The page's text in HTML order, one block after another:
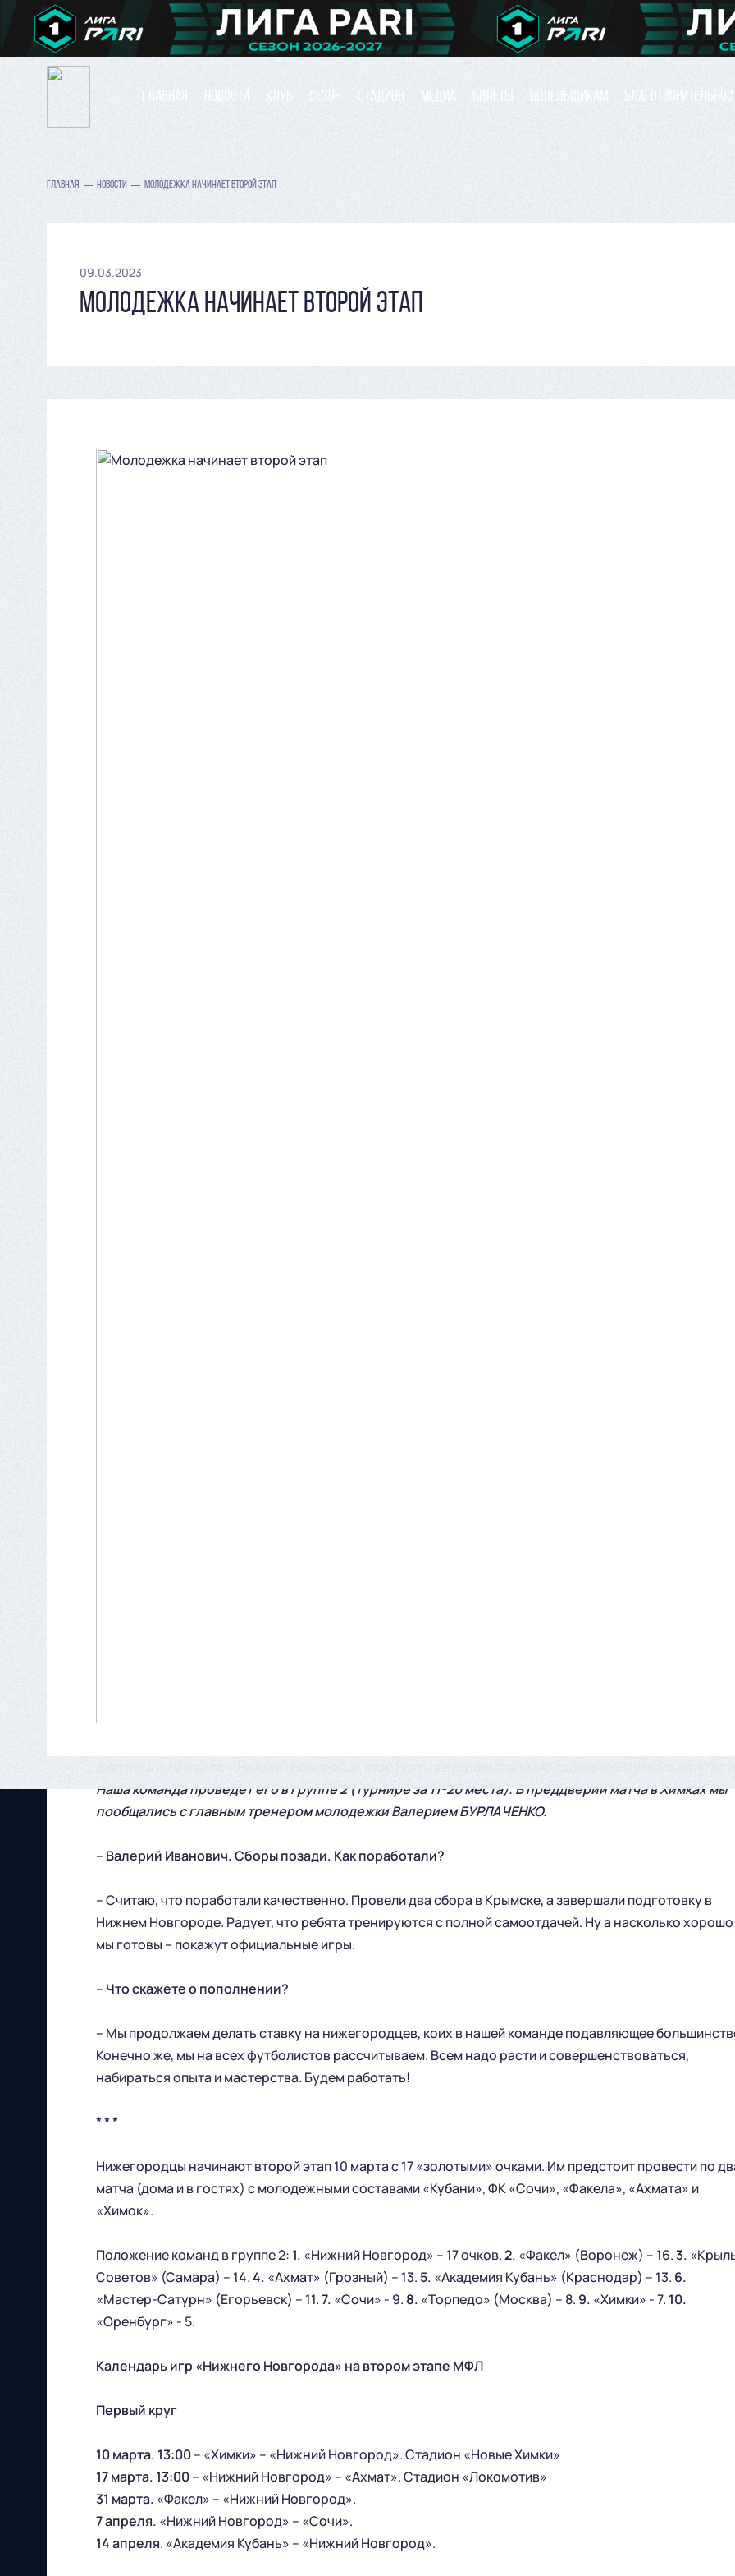
ГЛАВНАЯ НОВОСТИ КЛУБ СЕЗОН СТАДИОН МЕДИА БИЛЕТЫ БОЛЕЛЬЩИКАМ
ГЛАВНАЯ НОВОСТИ МОЛОДЕЖКА НАЧИНАЕТ ВТОРОЙ ЭТАП
09.03.2023
МОЛОДЕЖКА НАЧИНАЕТ ВТОРОЙ ЭТАП
Наша команда проведет его в группе 2 (турнире за 11-20 места). В преддверии матча в Химках мы
пообщались с главным тренером молодежки Валерием БУРЛАЧЕНКО.
– Валерий Иванович. Сборы позади. Как поработали?
– Считаю, что поработали качественно. Провели два сбора в Крымске, а завершали подготовку в
Нижнем Новгороде. Радует, что ребята тренируются с полной самоотдачей. Ну а насколько хорошо
мы готовы – покажут официальные игры.
– Что скажете о пополнении?
– Мы продолжаем делать ставку на нижегородцев, коих в нашей команде подавляющее
Конечно же, мы на всех футболистов рассчитываем. Всем надо расти и совершенствоваться,
набираться опыта и мастерства. Будем работать!
* * *
Нижегородцы начинают второй этап 10 марта с 17 «золотыми» очками. Им предстоит провести по
матча (дома и в гостях) с молодежными составами «Кубани», ФК «Сочи», «Факела», «Ахмата» и
«Химок».
Положение команд в группе 2: 1. «Нижний Новгород» – 17 очков.2. «Факел» (Воронеж) – 16.3.
Советов» (Самара) – 14.4. «Ахмат» (Грозный) – 13. 5. «Академия Кубань» (Краснодар) – 13. 6.
«Мастер-Сатурн» (Егорьевск) – 11.7. «Сочи» - 9. 8. «Торпедо» (Москва) – 8. 9. «Химки» - 7. 10.
«Оренбург» - 5.
Календарь игр «Нижнего Новгорода» на втором этапе МФЛ
Первый круг
10 марта. 13:00– «Химки» – «Нижний Новгород». Стадион «Новые Химки»
17 марта. 13:00– «Нижний Новгород» – «Ахмат». Стадион «Локомотив»
31 марта. «Факел» – «Нижний Новгород».
7 апреля. «Нижний Новгород» – «Сочи».
14 апреля. «Академия Кубань» – «Нижний Новгород».
"Нижний Новгород" 2026
603086, г. Нижний Новгород, ул.
Бетанкура, 1 "А"(стадион "СОВКОМБАНК
+7 (831) 282-07-60
info@fcnn.ru
МАГАЗИН
ТАБЛИЦА
ИСТОРИЯ
КОНТАКТЫ
БИЛЕТЫ
ПРОСТРАНСТВО PREMIUM LOUNGE